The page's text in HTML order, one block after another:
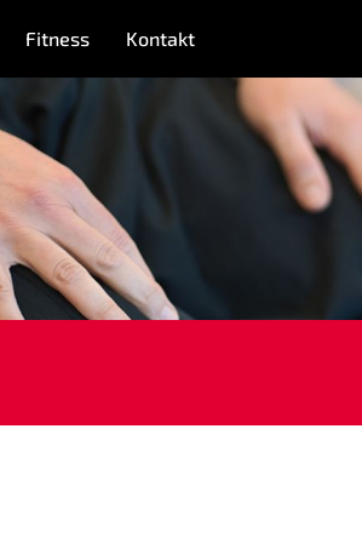
Fitness Kontakt
MITGLIEDSCHAFT
FITNESSKURSE
KORBBALL
TENNIS
TERMINE